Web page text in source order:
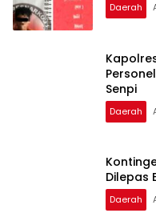
Daerah
Senpi
Daerah
Dilepas
Daerah